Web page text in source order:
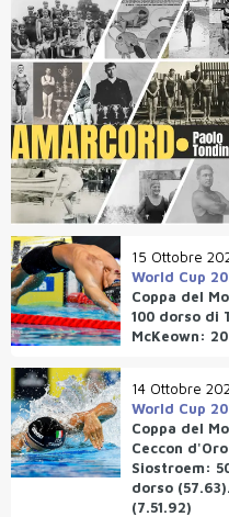
15 Ottobre
World Cup
Coppa del
100 dorso di
McKeown:
14 Ottobre
World Cup
Coppa del
Ceccon
Siostroem:
dorso
(7.51.92)